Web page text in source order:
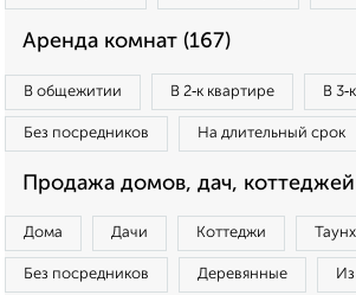
Аренда комнат (167)
В общежитии В 2‑к квартире В
Без посредников На длительный срок
Продажа домов, дач,
Дома Дачи Коттеджи
Без посредников Деревянные